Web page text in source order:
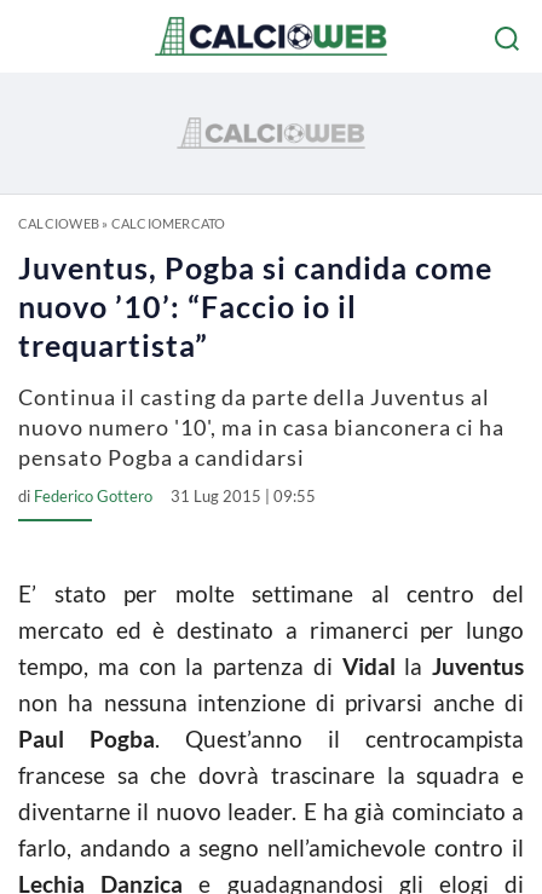
CALCIOWEB» CALCIOMERCATO
Juventus, Pogba si candida come
nuovo ’10’: “Faccio io il
trequartista”
Continua il casting da parte della Juventus al
nuovo numero '10', ma in casa bianconera ci ha
pensato Pogba a candidarsi
di Federico Gottero 31 Lug 2015 | 09:55
E’ stato per molte settimane al centro del
mercato ed è destinato a rimanerci per lungo
tempo, ma con la partenza di Vidal la Juventus
non ha nessuna intenzione di privarsi anche di
Paul Pogba. Quest’anno il centrocampista
francese sa che dovrà trascinare la squadra e
diventarne il nuovo leader. E ha già cominciato a
farlo, andando a segno nell’amichevole contro il
Lechia Danzica e guadagnandosi gli elogi di